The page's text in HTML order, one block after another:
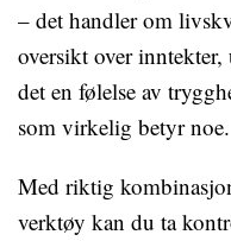
– det handler om
oversikt over
det en følelse av
som virkelig betyr noe.
Med riktig
verktøy kan du ta